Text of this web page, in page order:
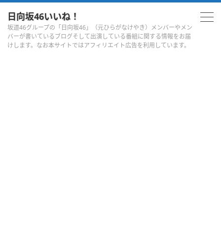
日向坂46いいね！
坂道46グループの「日向坂46」（元ひらがなけやき）メンバーやメン
バーが書いているブログそして出演している番組に関する情報をお届
けします。なお本サイトではアフィリエイト広告を利用しています。